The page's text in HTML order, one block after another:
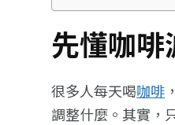
先懂咖
很多人每天喝咖啡
調整什麼。其實，